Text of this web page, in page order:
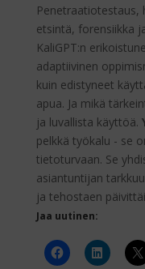
Penetraatiotestaus,
etsintä, forensiikka
KaliGPT:n
adaptiivinen
kuin edistyneet
apua. Ja mikä
ja luvallista käyttöä.
pelkkä työkalu - se
tietoturvaan. Se
asiantuntijan
ja tehostaen
Jaa uutinen: